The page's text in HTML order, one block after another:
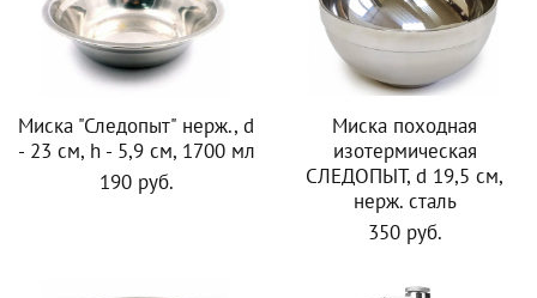
Миска "Следопыт" нерж., d
- 23 см, h - 5,9 см, 1700 мл
190 руб.
Миска походная
изотермическая
СЛЕДОПЫТ, d 19,5 см,
нерж. сталь
350 руб.